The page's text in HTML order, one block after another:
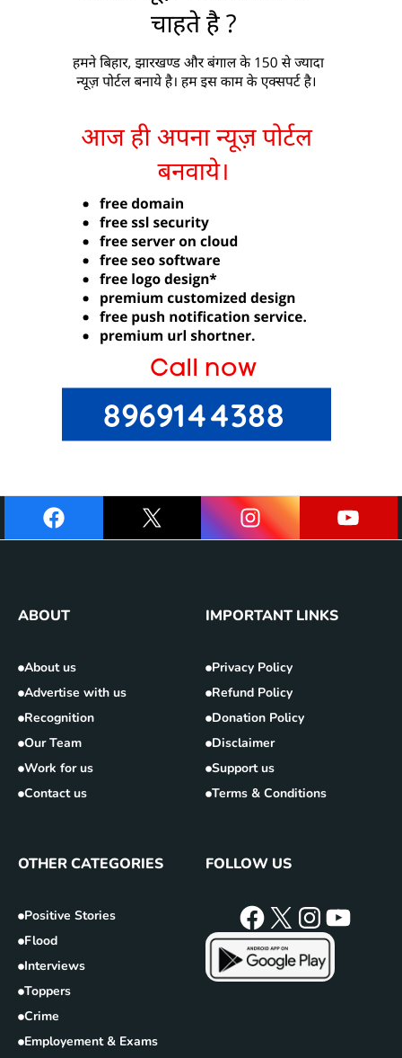
ABOUT
About us
Advertise with us
Recognition
Our Team
Work for us
Contact us
IMPORTANT LINKS
Privacy Policy
Refund Policy
Donation Policy
Disclaimer
Support us
Terms & Conditions
OTHER CATEGORIES
Positive Stories
Flood
Interviews
Toppers
Crime
Employement & Exams
FOLLOW US